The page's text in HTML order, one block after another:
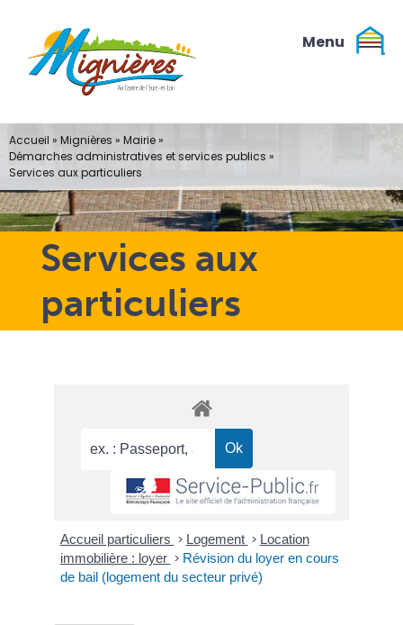
contenu
Services aux
particuliers
Accueil » Mignières » Mairie»
Démarches administratives et services publics »
Services aux particuliers
Accueil particuliers > Logement > Location
immobilière : loyer > Révision du loyer en cours
de bail (logement du secteur privé)